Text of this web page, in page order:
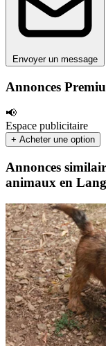
Annonces
📢
Espace publicitaire
+ Acheter une option
Envoyer un message
Annonces
animaux en